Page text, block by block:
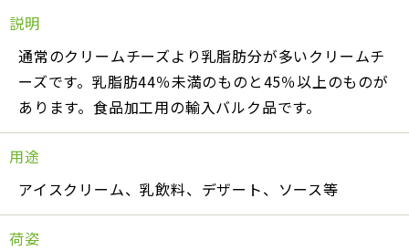
説明
通常のクリームチーズより乳脂肪分が多いクリームチ
ーズです。乳脂肪44％未満のものと45％以上のものが
あります。食品加工用の輸入バルク品です。
用途
アイスクリーム、乳飲料、デザート、ソース等
荷姿